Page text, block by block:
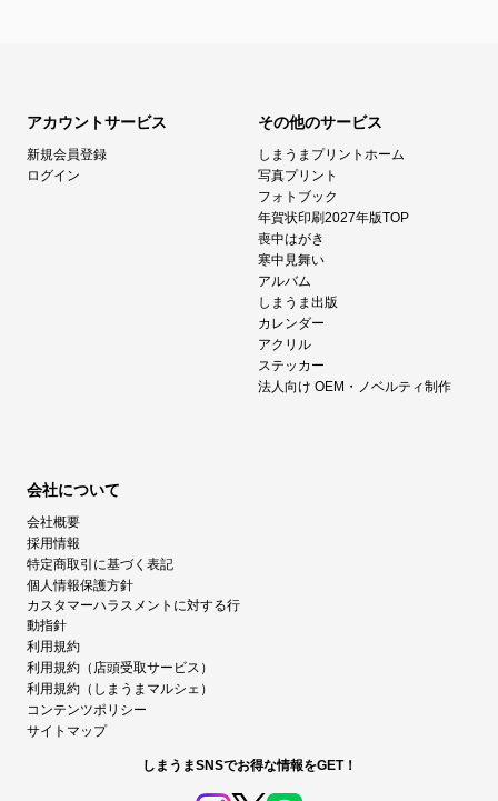
アカウントサービス
新規会員登録
ログイン
その他のサービス
しまうまプリントホーム
写真プリント
フォトブック
年賀状印刷2027年版TOP
喪中はがき
寒中見舞い
アルバム
しまうま出版
カレンダー
アクリル
ステッカー
法人向け OEM・ノベルティ制作
会社について
会社概要
採用情報
特定商取引に基づく表記
個人情報保護方針
カスタマーハラスメントに対する行
動指針
利用規約
利用規約（店頭受取サービス）
利用規約（しまうまマルシェ）
コンテンツポリシー
サイトマップ
しまうまSNSでお得な情報をGET！